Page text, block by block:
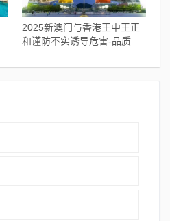
2025新澳门与香港王中王正
和谨防不实诱导危害-品质解